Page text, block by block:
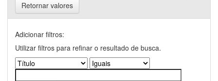
Retornar valores
Adicionar filtros:
Utilizar filtros para refinar o resultado de busca.